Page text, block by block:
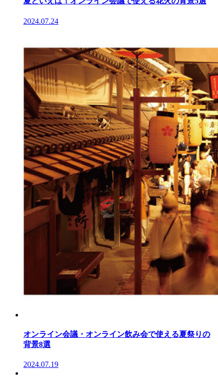
2024.07.24
オンライン会議・オンライン飲み会で使える夏祭りの
背景8選
2024.07.19